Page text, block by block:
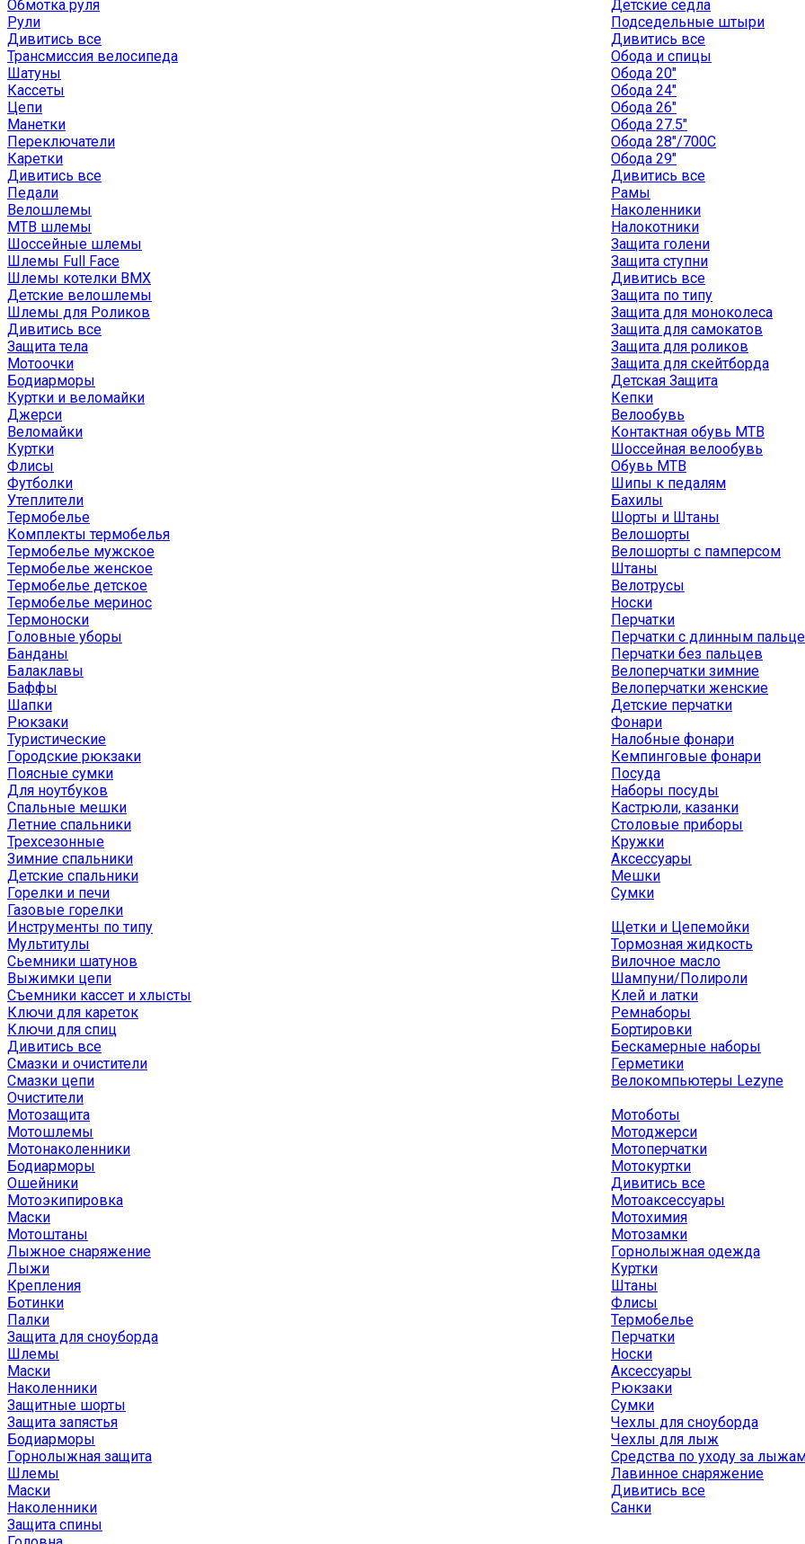
Обмотка руля
Рули
Дивитись все
Трансмиссия велосипеда
Шатуны
Кассеты
Цепи
Манетки
Переключатели
Каретки
Дивитись все
Педали
Детские седла
Подседельные штыри
Дивитись все
Обода и спицы
Обода 20"
Обода 24"
Обода 26"
Обода 27.5"
Обода 28"/700C
Обода 29"
Дивитись все
Рамы
Велошлемы
MTB шлемы
Шоссейные шлемы
Шлемы Full Face
Шлемы котелки BMX
Детские велошлемы
Шлемы для Роликов
Дивитись все
Защита тела
Мотоочки
Бодиарморы
Наколенники
Налокотники
Защита голени
Защита ступни
Дивитись все
Защита по типу
Защита для моноколеса
Защита для самокатов
Защита для роликов
Защита для скейтборда
Детская Защита
Куртки и веломайки
Джерси
Веломайки
Куртки
Флисы
Футболки
Утеплители
Термобелье
Комплекты термобелья
Термобелье мужское
Термобелье женское
Термобелье детское
Термобелье меринос
Термоноски
Головные уборы
Банданы
Балаклавы
Баффы
Шапки
Кепки
Велообувь
Контактная обувь MTB
Шоссейная велообувь
Обувь MTB
Шипы к педалям
Бахилы
Шорты и Штаны
Велошорты
Велошорты с памперсом
Штаны
Велотрусы
Носки
Перчатки
Перчатки с длинным
Перчатки без пальцев
Велоперчатки зимние
Велоперчатки женские
Детские перчатки
Рюкзаки
Туристические
Городские рюкзаки
Поясные сумки
Для ноутбуков
Спальные мешки
Летние спальники
Трехсезонные
Зимние спальники
Детские спальники
Горелки и печи
Газовые горелки
Фонари
Налобные фонари
Кемпинговые фонари
Посуда
Наборы посуды
Кастрюли, казанки
Столовые приборы
Кружки
Аксессуары
Мешки
Сумки
Инструменты по типу
Мультитулы
Сьемники шатунов
Выжимки цепи
Съемники кассет и хлысты
Ключи для кареток
Ключи для спиц
Дивитись все
Смазки и очистители
Смазки цепи
Очистители
Щетки и Цепемойки
Тормозная жидкость
Вилочное масло
Шампуни/Полироли
Клей и латки
Ремнаборы
Бортировки
Бескамерные наборы
Герметики
Велокомпьютеры Lezyne
Мотозащита
Мотошлемы
Мотонаколенники
Бодиарморы
Ошейники
Мотоэкипировка
Маски
Мотоштаны
Мотоботы
Мотоджерси
Мотоперчатки
Мотокуртки
Дивитись все
Мотоаксессуары
Мотохимия
Мотозамки
Лыжное снаряжение
Лыжи
Крепления
Ботинки
Палки
Защита для сноуборда
Шлемы
Маски
Наколенники
Защитные шорты
Защита запястья
Бодиарморы
Горнолыжная защита
Шлемы
Маски
Наколенники
Защита спины
Горнолыжная одежда
Куртки
Штаны
Флисы
Термобелье
Перчатки
Носки
Аксессуары
Рюкзаки
Сумки
Чехлы для сноуборда
Чехлы для лыж
Средства по уходу за
Лавинное снаряжение
Дивитись все
Санки